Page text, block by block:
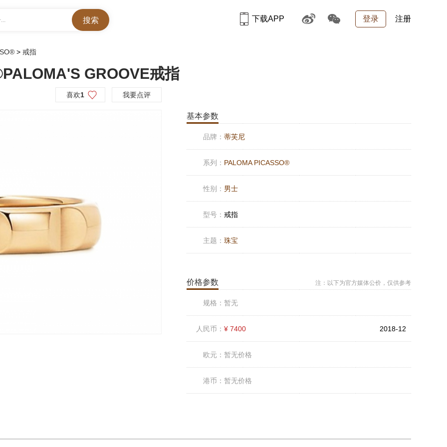
登录 注册
下载APP
> 戒指
GROOVE戒指
喜欢1 我要点评
基本参数
品牌： 蒂芙尼
系列： PALOMA PICASSO®
性别： 男士
型号： 戒指
主题： 珠宝
价格参数 注：以下为官方媒体公价，仅供参考
规格： 暂无
人民币： ¥ 7400 2018-12
欧元： 暂无价格
港币： 暂无价格